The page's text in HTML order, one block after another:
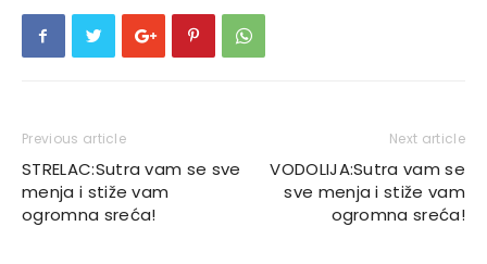
Previous article
STRELAC:Sutra vam se sve
menja i stiže vam
ogromna sreća!
Next article
VODOLIJA:Sutra vam se
sve menja i stiže vam
ogromna sreća!